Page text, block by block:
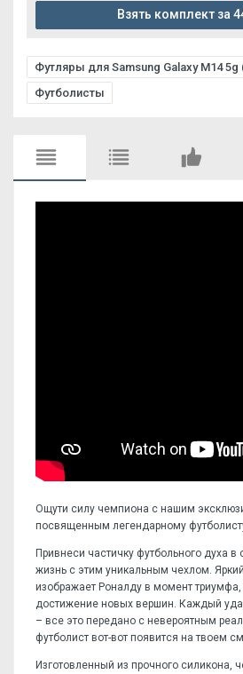
Взять комплект за
Футляры для Samsung Galaxy M14 5g
Футболисты
Ощути силу чемпиона с нашим
посвященным легендарному
Привнеси частичку футбольного духа
жизнь с этим уникальным чехлом.
изображает Роналду в момент
достижение новых вершин. Каждый
– все это передано с невероятным
футболист вот-вот появится на твоем
Изготовленный из прочного силикона,